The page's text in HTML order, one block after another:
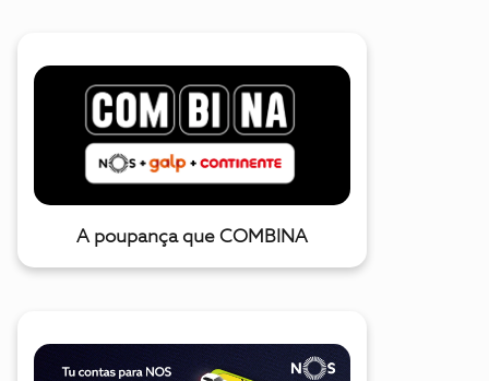
A poupança que COMBINA